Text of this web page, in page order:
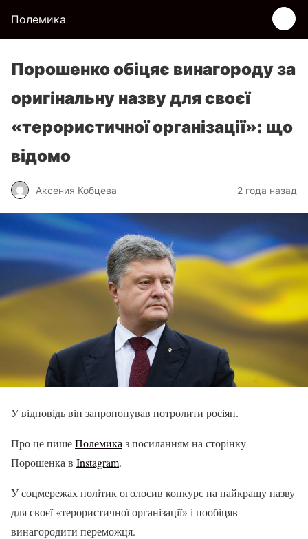
Полемика
Порошенко обіцяє винагороду за
оригінальну назву для своєї
«терористичної організації»: що
відомо
Аксения Кобцева 2 года назад
У відповідь він запропонував потролити росіян.
Про це пишеПолемика з посиланням на сторінку
Порошенка в Instagram.
У соцмережах політик оголосив конкурс на найкращу назву
для своєї «терористичної організації» і пообіцяв
винагородити переможця.